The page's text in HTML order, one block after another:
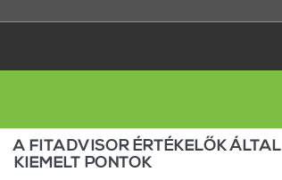
A FITADVISOR ÉRTÉKELŐK ÁLTAL
KIEMELT PONTOK